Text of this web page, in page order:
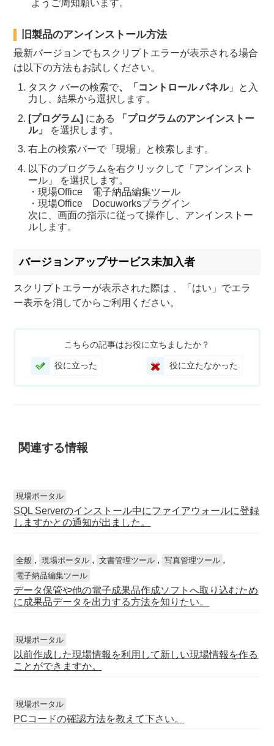
ようご周知願います。
旧製品のアンインストール方法
最新バージョンでもスクリプトエラーが表示される場合
は以下の方法もお試しください。
タスク バーの検索で、「コントロール パネル」と入
力し、結果から選択します。
[プログラム] にある
「プログラムのアンインストー
ル」
を選択します。
右上の検索バーで「現場」と検索します。
以下のプログラムを右クリックして「アンインスト
ール」 を選択します。
・現場Office 電子納品編集ツール
・現場Office Docuworksプラグイン
次に、画面の指示に従って操作し、アンインストー
ルします。
バージョンアップサービス未加入者
スクリプトエラーが表示された際は 、「はい」でエラ
ー表示を消してからご利用ください。
こちらの記事はお役に立ちましたか？
役に立たなかった
役に立った
関連する情報
現場ポータル
SQL Serverのインストール中にファイアウォールに登録
しますかとの通知が出ました。
全般 , 現場ポータル , 文書管理ツール , 写真管理ツール ,
電子納品編集ツール
データ保管や他の電子成果品作成ソフトへ取り込むため
に成果品データを出力する方法を知りたい。
現場ポータル
以前作成した現場情報を利用して新しい現場情報を作る
ことができますか。
現場ポータル
PCコードの確認方法を教えて下さい。